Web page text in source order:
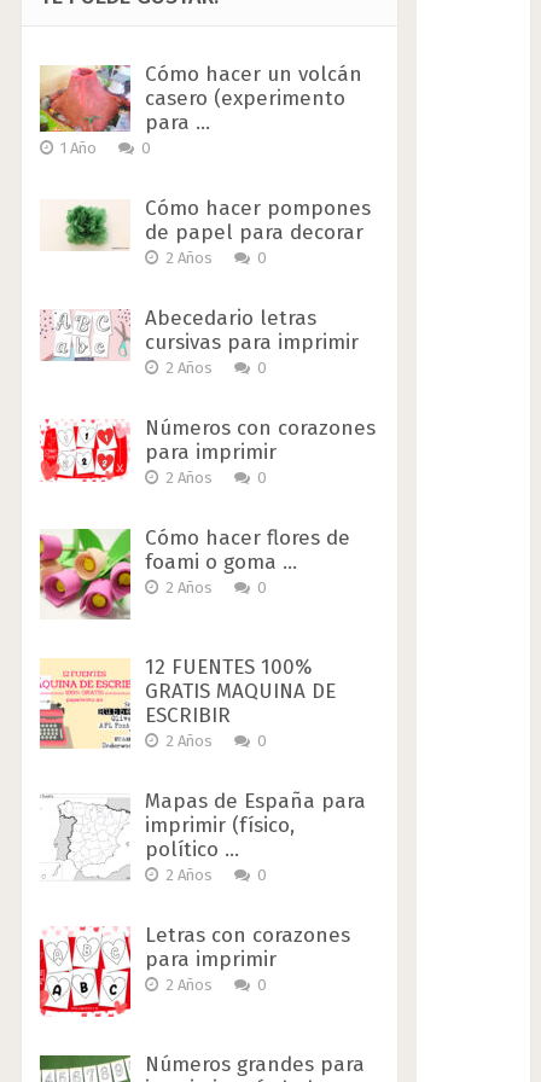
Cómo hacer un volcán
casero (experimento
para …
1 Año 0
Cómo hacer pompones
de papel para decorar
2 Años 0
Abecedario letras
cursivas para imprimir
2 Años 0
Números con corazones
para imprimir
2 Años 0
Cómo hacer flores de
foami o goma …
2 Años 0
12 FUENTES 100%
GRATIS MAQUINA DE
ESCRIBIR
2 Años 0
Mapas de España para
imprimir (físico,
político …
2 Años 0
Letras con corazones
para imprimir
2 Años 0
Números grandes para